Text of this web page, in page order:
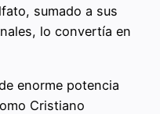
sumado a sus
lo convertía en
enorme potencia
Cristiano